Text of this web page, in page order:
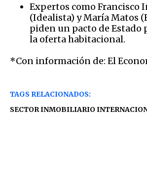
Expertos como Francisco
(Idealista) y María Matos
piden un pacto de Estado
la oferta habitacional.
*Con información de: El
TAGS RELACIONADOS:
SECTOR INMOBILIARIO